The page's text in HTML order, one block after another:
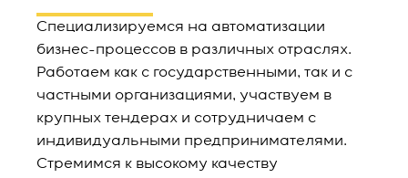
Специализируемся на автоматизации
бизнес-процессов в различных отраслях.
Работаем как с государственными, так и с
частными организациями, участвуем в
крупных тендерах и сотрудничаем с
индивидуальными предпринимателями.
Стремимся к высокому качеству